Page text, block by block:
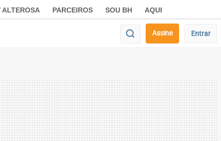
ALTEROSA PARCEIROS SOU BH AQUI
Assine Entrar